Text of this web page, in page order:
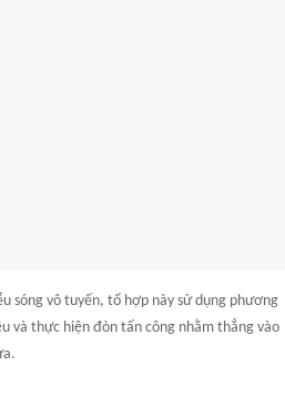
sóng vô tuyến, tổ hợp này sử dụng phương
và thực hiện đòn tấn công nhằm thẳng vào